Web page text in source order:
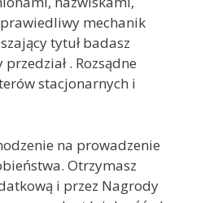
mechanik
tytuł badasz
. Rozsądne
stacjonarnych i
na prowadzenie
Otrzymasz
i przez Nagrody